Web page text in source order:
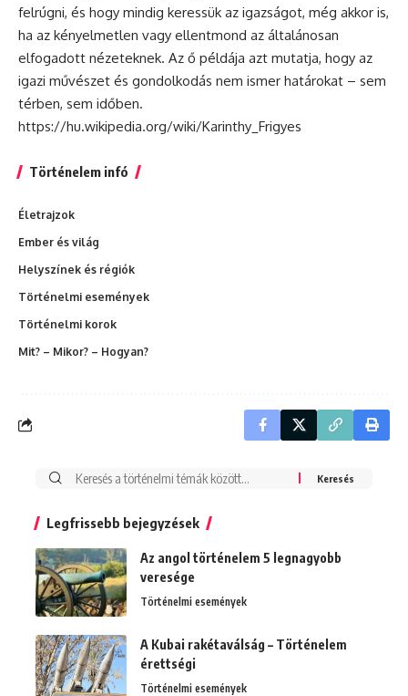
felrúgni, és hogy mindig keressük az igazságot, még akkor is,
ha az kényelmetlen vagy ellentmond az általánosan
elfogadott nézeteknek. Az ő példája azt mutatja, hogy az
igazi művészet és gondolkodás nem ismer határokat – sem
térben, sem időben.
https://hu.wikipedia.org/wiki/Karinthy_Frigyes
Történelem infó
Életrajzok
Ember és világ
Helyszínek és régiók
Történelmi események
Történelmi korok
Mit? – Mikor? – Hogyan?
Search
Legfrissebb bejegyzések
Az angol történelem 5 legnagyobb
veresége
Történelmi események
A Kubai rakétaválság – Történelem
érettségi
Történelmi események